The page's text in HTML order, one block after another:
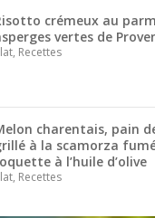
crémeux au
vertes de
Recettes
charentais, pain
à la scamorza
à l’huile d’olive
Recettes